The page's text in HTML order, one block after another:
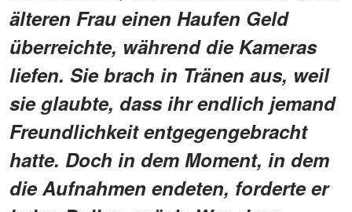
älteren Frau einen Haufen Geld
überreichte, während die Kameras
liefen. Sie brach in Tränen aus, weil
sie glaubte, dass ihr endlich jemand
Freundlichkeit entgegengebracht
hatte. Doch in dem Moment, in dem
die Aufnahmen endeten, forderte er